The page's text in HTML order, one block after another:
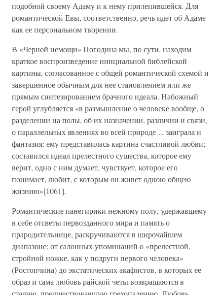
подобной своему Адаму и к нему прилепившейся. Для
романтической Евы, соответственно, речь идет об Адаме
как ее персональном творении.
В «Черной немощи» Погодина мы, по сути, находим
краткое воспроизведение инициальной библейской
картины, согласованное с общей романтической схемой и
завершенное обычным для нее становлением или же
прямым синтезированием брачного идеала. Набожный
герой углубляется «в размышление о человеке вообще, о
разделении на полы, об их назначении, различии и связи,
о параллельных явлениях во всей природе… заиграла и
фантазия: ему представилась картина счастливой любви;
составился идеал прелестного существа, которое ему
верит, одно с ним думает, чувствует, которое его
понимает, любит, с которым он живет одною общею
жизнию»[1061].
Романтические панегирики нежному полу, удержавшему
в себе отсветы первозданного мира и память о
прародительнице, раскручиваются в широчайшем
диапазоне: от салонных упоминаний о «прелестной,
стройной ножке, как у подруги первого человека»
(Ростопчина) до экстатических акафистов, в которых ее
образ и сама любовь райской четы возвращаются в